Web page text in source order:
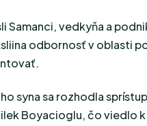
Samanci, vedkyňa a
odbornosť v oblasti
syna sa rozhodla
Boyacioglu, čo